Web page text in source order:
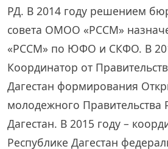
РД. В 2014 году решением
совета ОМОО «РССМ»
«РССМ» по ЮФО и СКФО. В
Координатор от
Дагестан формирования
молодежного Правительства
Дагестан. В 2015 году –
Республике Дагестан